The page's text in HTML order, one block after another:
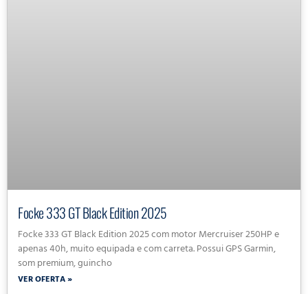
Focke 333 GT Black Edition 2025
Focke 333 GT Black Edition 2025 com motor Mercruiser 250HP e
apenas 40h, muito equipada e com carreta. Possui GPS Garmin,
som premium, guincho
VER OFERTA »